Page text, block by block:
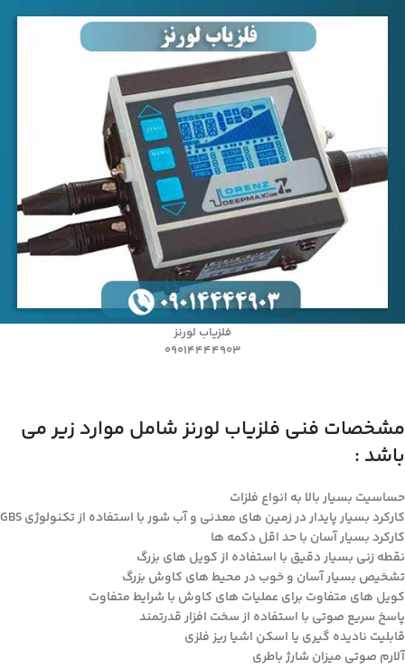
فلزیاب لورنز
09014444903
مشخصات فنی فلزیاب لورنز شامل موارد زیر می
باشد :
حساسیت بسیار بالا به انواع فلزات
کارکرد بسیار پایدار در زمین های معدنی و آب شور با استفاده از تکنولوژی GBS
کارکرد بسیار آسان با حد اقل دکمه ها
نقطه زنی بسیار دقیق با استفاده از کویل های بزرگ
تشخیص بسیار آسان و خوب در محیط های کاوش بزرگ
کویل های متفاوت برای عملیات های کاوش با شرایط متفاوت
پاسخ سریع صوتی با استفاده از سخت افزار قدرتمند
قابلیت نادیده گیری یا اسکن اشیا ریز فلزی
آلارم صوتی میزان شارژ باطری